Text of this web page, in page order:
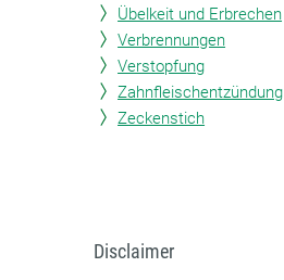
Übelkeit und Erbrechen
Verbrennungen
Verstopfung
Zahnfleischentzündung
Zeckenstich
Disclaimer